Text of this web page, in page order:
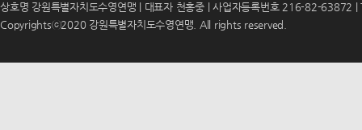
상호명 강원특별자치도수영연맹 | 대표자 천홍중 | 사업자등록번호 216-82-
Copyrightsⓒ2020 강원특별자치도수영연맹. All rights reserved.